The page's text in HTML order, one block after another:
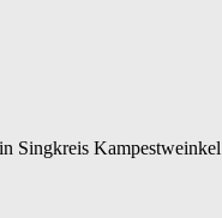
Singkreis Kampestweinkel